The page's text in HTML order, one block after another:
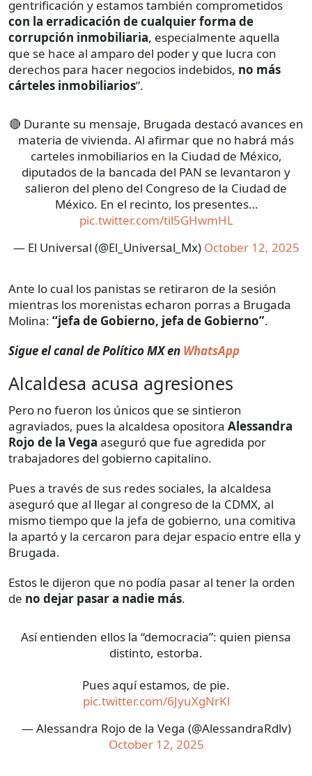
gentrificación y estamos también comprometidos
con la erradicación de cualquier forma de
corrupción inmobiliaria, especialmente aquella
que se hace al amparo del poder y que lucra con
derechos para hacer negocios indebidos, no más
cárteles inmobiliarios”.
🔴 Durante su mensaje, Brugada destacó avances en
materia de vivienda. Al afirmar que no habrá más
carteles inmobiliarios en la Ciudad de México,
diputados de la bancada del PAN se levantaron y
salieron del pleno del Congreso de la Ciudad de
México. En el recinto, los presentes…
pic.twitter.com/til5GHwmHL
— El Universal (@El_Universal_Mx) October 12, 2025
Ante lo cual los panistas se retiraron de la sesión
mientras los morenistas echaron porras a Brugada
Molina: “jefa de Gobierno, jefa de Gobierno”.
Sigue el canal de Político MX en WhatsApp
Alcaldesa acusa agresiones
Pero no fueron los únicos que se sintieron
agraviados, pues la alcaldesa opositora Alessandra
Rojo de la Vega aseguró que fue agredida por
trabajadores del gobierno capitalino.
Pues a través de sus redes sociales, la alcaldesa
aseguró que al llegar al congreso de la CDMX, al
mismo tiempo que la jefa de gobierno, una comitiva
la apartó y la cercaron para dejar espacio entre ella y
Brugada.
Estos le dijeron que no podía pasar al tener la orden
de no dejar pasar a nadie más.
Así entienden ellos la “democracia”: quien piensa
distinto, estorba.
Pues aquí estamos, de pie.
pic.twitter.com/6JyuXgNrKl
— Alessandra Rojo de la Vega (@AlessandraRdlv)
October 12, 2025